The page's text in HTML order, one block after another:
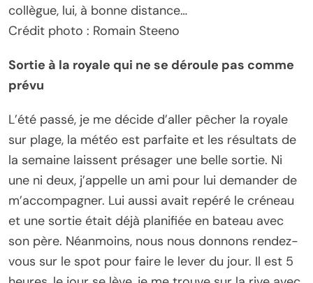
collègue, lui, à bonne distance…
Crédit photo : Romain Steeno
Sortie à la royale qui ne se déroule pas comme
prévu
L’été passé, je me décide d’aller pêcher la royale
sur plage, la météo est parfaite et les résultats de
la semaine laissent présager une belle sortie. Ni
une ni deux, j’appelle un ami pour lui demander de
m’accompagner. Lui aussi avait repéré le créneau
et une sortie était déjà planifiée en bateau avec
son père. Néanmoins, nous nous donnons rendez-
vous sur le spot pour faire le lever du jour. Il est 5